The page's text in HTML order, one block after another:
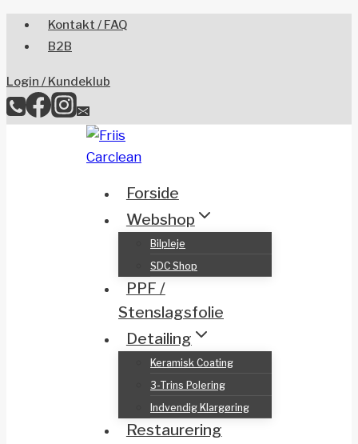
Skip
Kontakt / FAQ
B2B
Login / Kundeklub
Forside
Webshop
Bilpleje
SDC Shop
PPF /
Stenslagsfolie
Detailing
Keramisk Coating
3-Trins Polering
Indvendig Klargøring
Restaurering